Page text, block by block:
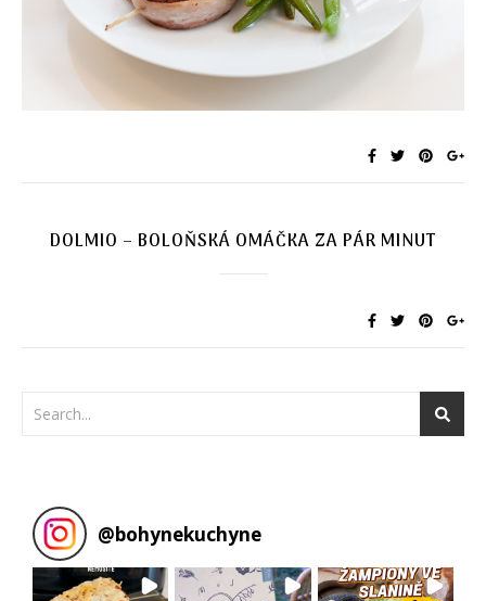
DOLMIO – BOLOŇSKÁ OMÁČKA ZA PÁR MINUT
@bohynekuchyne